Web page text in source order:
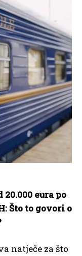
eura po
Što to govori o
natječe za što